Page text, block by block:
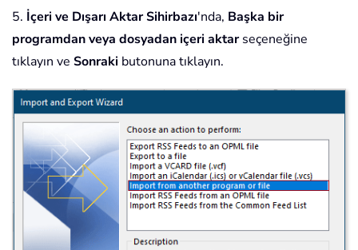
5. İçeri ve Dışarı Aktar Sihirbazı'nda, Başka bir
programdan veya dosyadan içeri aktarseçeneğine
tıklayın ve Sonraki butonuna tıklayın.